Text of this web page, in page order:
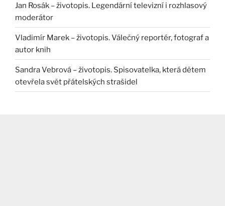
Jan Rosák – životopis. Legendární televizní i rozhlasový
moderátor
Vladimír Marek – životopis. Válečný reportér, fotograf a
autor knih
Sandra Vebrová – životopis. Spisovatelka, která dětem
otevřela svět přátelských strašidel